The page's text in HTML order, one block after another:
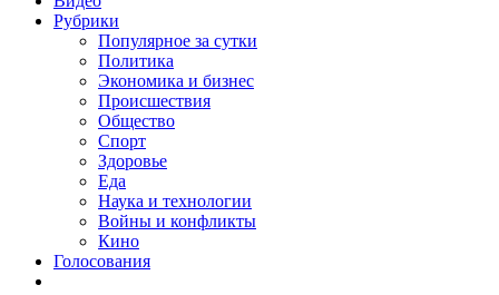
Рубрики
Популярное за сутки
Политика
Экономика и бизнес
Происшествия
Общество
Спорт
Здоровье
Еда
Наука и технологии
Войны и конфликты
Кино
Голосования